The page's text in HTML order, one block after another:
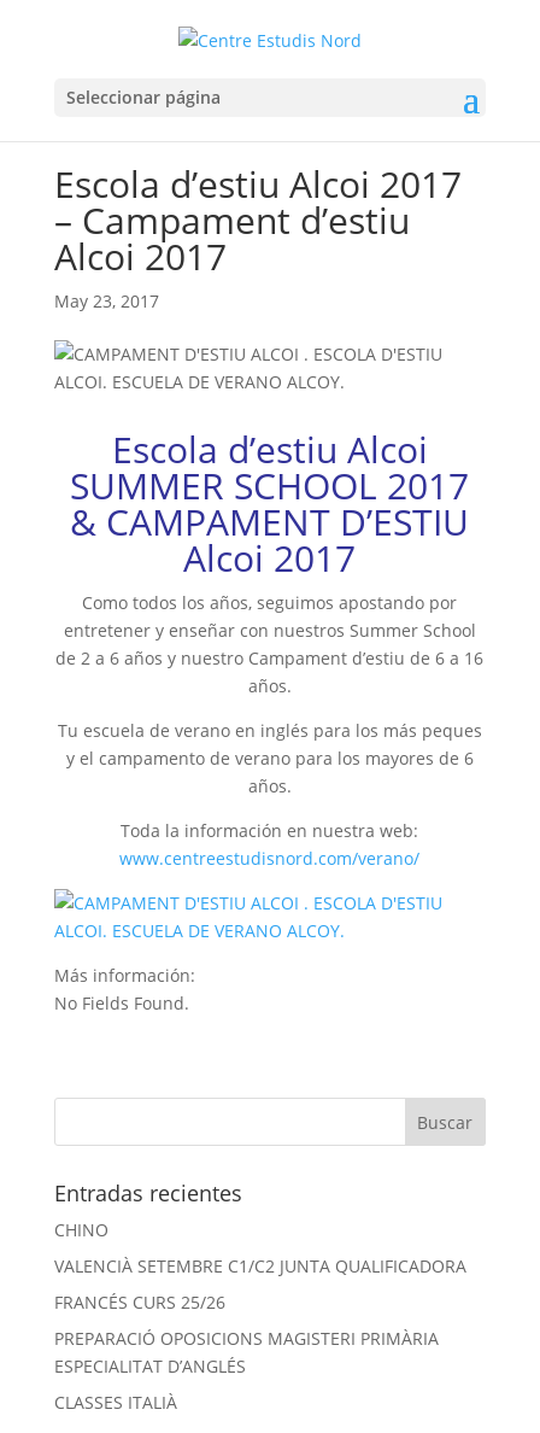
Seleccionar página
Escola d’estiu Alcoi 2017
– Campament d’estiu
Alcoi 2017
May 23, 2017
Escola d’estiu Alcoi
SUMMER SCHOOL 2017
& CAMPAMENT D’ESTIU
Alcoi 2017
Como todos los años, seguimos apostando por
entretener y enseñar con nuestros Summer School
de 2 a 6 años y nuestro Campament d’estiu de 6 a 16
años.
Tu escuela de verano en inglés para los más peques
y el campamento de verano para los mayores de 6
años.
Toda la información en nuestra web:
www.centreestudisnord.com/verano/
Más información:
No Fields Found.
Entradas recientes
CHINO
VALENCIÀ SETEMBRE C1/C2 JUNTA QUALIFICADORA
FRANCÉS CURS 25/26
PREPARACIÓ OPOSICIONS MAGISTERI PRIMÀRIA
ESPECIALITAT D’ANGLÉS
CLASSES ITALIÀ